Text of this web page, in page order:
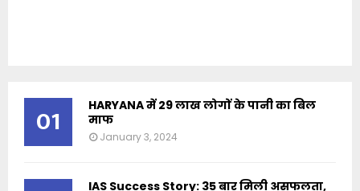
01
HARYANA में 29 लाख लोगों के पानी का बिल
माफ
January 3, 2024
IAS Success Story: 35 बार मिली असफलता,